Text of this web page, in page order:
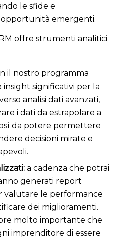
le sfide e
emergenti.
offre strumenti analitici
il nostro programma
insight significativi per la
analisi dati avanzati,
i dati da estrapolare a
da potere permettere
decisioni mirate e
a cadenza che potrai
generati report
valutare le performance
dei miglioramenti.
molto importante che
imprenditore di essere